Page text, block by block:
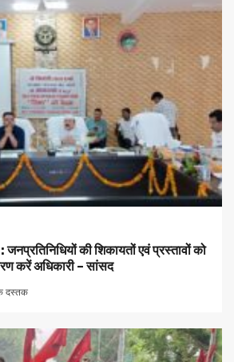
की शिकायतों एवं प्रस्तावों को
करें अधिकारी – सांसद
दस्तक